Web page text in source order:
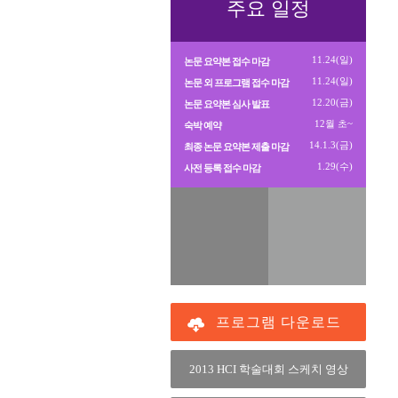
주요 일정
논문 요약본 접수 마감 11.24(일)
논문 외 프로그램 접수 마감 11.24(일)
논문 요약본 심사 발표 12.20(금)
숙박 예약 12월 초~
최종 논문 요약본 제출 마감 14.1.3(금)
사전 등록 접수 마감 1.29(수)
프로그램 다운로드
2013 HCI 학술대회 스케치 영상